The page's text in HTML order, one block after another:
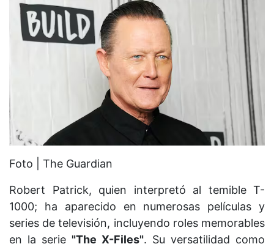
Foto | The Guardian
Robert Patrick, quien interpretó al temible T-
1000; ha aparecido en numerosas películas y
series de televisión, incluyendo roles memorables
en la serie "The X-Files". Su versatilidad como